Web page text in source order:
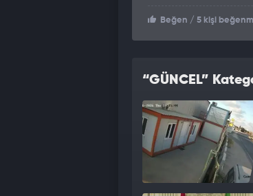
Beğen / 5 kişi
“GÜNCEL”